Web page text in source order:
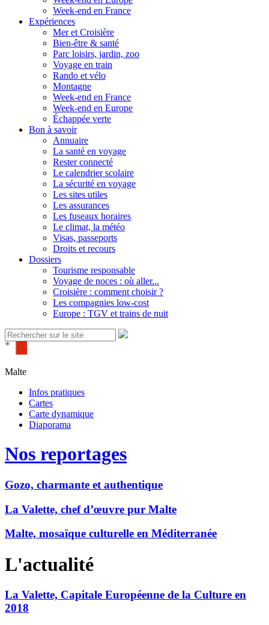
Week-end en France
Expériences
Mer et Croisière
Bien-être & santé
Parc loisirs, jardin, zoo
Voyage en train
Rando et vélo
Montagne
Week-end en France
Week-end en Europe
Échappée verte
Bon à savoir
Annuaire
La santé en voyage
Rester connecté
Le calendrier scolaire
La sécurité en voyage
Les sites utiles
Les assurances
Les fuseaux horaires
Le climat, la météo
Visas, passeports
Droits et recours
Dossiers
Tourisme responsable
Voyage de noces : où aller...
Croisière : comment choisir ?
Les compagnies low-cost
Europe : TGV et trains de nuit
Malte
Infos pratiques
Cartes
Carte dynamique
Diaporama
Nos reportages
Gozo, charmante et authentique
La Valette, chef d’œuvre pur Malte
Malte, mosaïque culturelle en Méditerranée
L'actualité
La Valette, Capitale Européenne de la Culture en
2018